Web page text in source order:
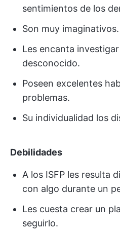
sentimientos de los
Son muy imaginativos.
Les encanta
desconocido.
Poseen excelentes
problemas.
Su individualidad los
Debilidades
A los ISFP les resulta
con algo durante un
Les cuesta crear un
seguirlo.